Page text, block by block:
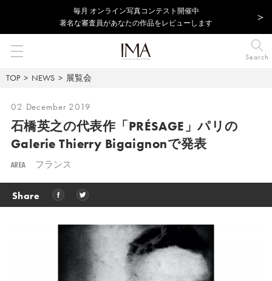
毎⽉ オンライン写真コンテスト開催中
著名な審査員があなたの作品をレビューします
Search
TOP NEWS 展覧会
02 December 2019
石橋英之の代表作「PRÉSAGE」パリの
Galerie Thierry Bigaignonで発表
AREA フランス
Share